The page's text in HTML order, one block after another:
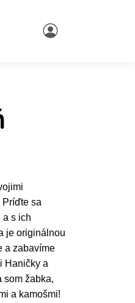
Príďte sa
a s ich
je originálnou
a zabavíme
Haničky a
som žabka,
a kamošmi!